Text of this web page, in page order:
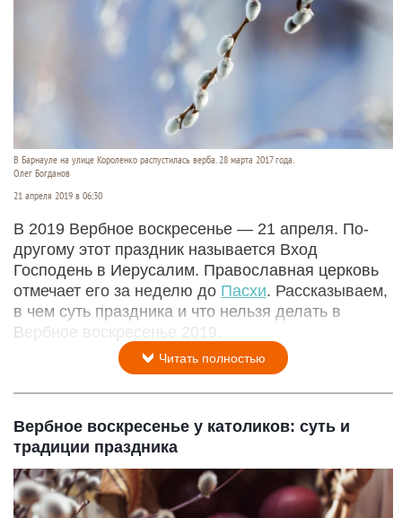
В Барнауле на улице Короленко распустилась верба. 28 марта 2017 года.
Олег Богданов
21 апреля 2019 в 06:30
В 2019 Вербное воскресенье — 21 апреля. По-
другому этот праздник называется Вход
Господень в Иерусалим. Православная церковь
отмечает его за неделю до Пасхи. Рассказываем,
в чем суть праздника и что нельзя делать в
Вербное воскресенье 2019.
Читать полностью
Вербное воскресенье у католиков: суть и
традиции праздника